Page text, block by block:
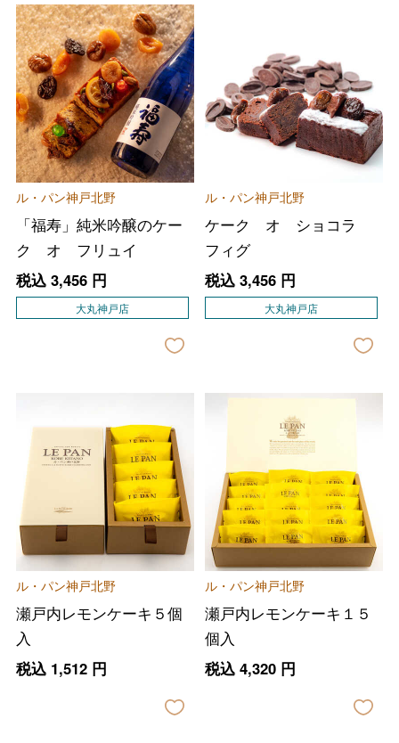
ル・パン神戸北野
「福寿」純米吟醸のケー
ク オ フリュイ
税込 3,456円
大丸神戸店
ル・パン神戸北野
ケーク オ ショコラ
フィグ
税込 3,456円
大丸神戸店
ル・パン神戸北野
瀬戸内レモンケーキ５個
入
税込 1,512円
ル・パン神戸北野
瀬戸内レモンケーキ１５
個入
税込 4,320円